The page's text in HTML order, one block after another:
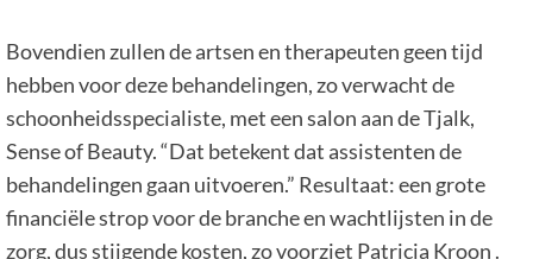
Bovendien zullen de artsen en therapeuten geen tijd
hebben voor deze behandelingen, zo verwacht de
schoonheidsspecialiste, met een salon aan de Tjalk,
Sense of Beauty. “Dat betekent dat assistenten de
behandelingen gaan uitvoeren.” Resultaat: een grote
financiële strop voor de branche en wachtlijsten in de
zorg, dus stijgende kosten, zo voorziet Patricia Kroon .